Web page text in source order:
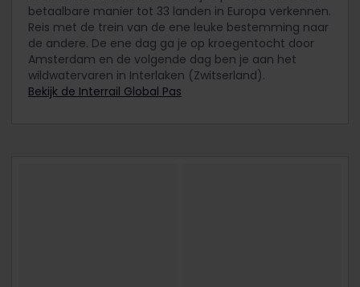
betaalbare manier tot 33 landen in Europa verkennen.
Reis met de trein van de ene leuke bestemming naar
de andere. De ene dag ga je op kroegentocht door
Amsterdam en de volgende dag ben je aan het
wildwatervaren in Interlaken (Zwitserland).
Bekijk de Interrail Global Pas